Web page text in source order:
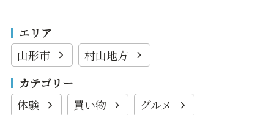
エリア
山形市
村山地方
カテゴリー
体験
買い物 グルメ